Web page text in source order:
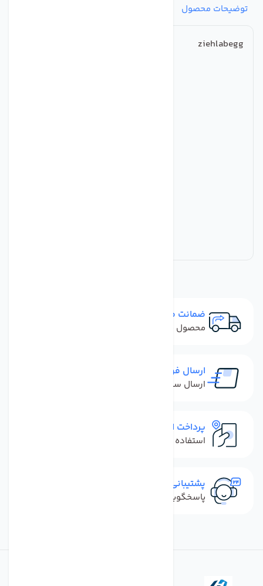
توضیحات محصول
ziehlabegg
ضمانت مرجوعی
محصول نباید آسیب دیده باشد
ارسال فوری
ارسال سفارش در کمترین زمان ممکن
پرداخت امن
استفاده از روش‌های پرداخت امن
پشتیبانی سریع
پاسخگویی سریع به تماس‌ها و پیام‌ها